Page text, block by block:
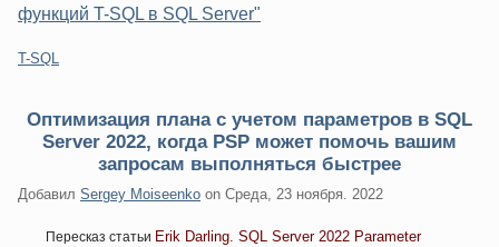
функций T-SQL в SQL Server"
Категории:
T-SQL
Оптимизация плана с учетом параметров в SQL
Server 2022, когда PSP может помочь вашим
запросам выполняться быстрее
Добавил Sergey Moiseenko on Среда, 23 ноября. 2022
Пересказ статьи Erik Darling. SQL Server 2022 Parameter